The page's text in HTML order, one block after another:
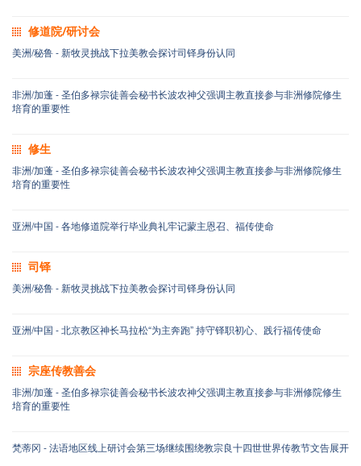
修道院/研讨会
美洲/秘鲁 - 新牧灵挑战下拉美教会探讨司铎身份认同
非洲/加蓬 - 圣伯多禄宗徒善会秘书长波农神父强调主教直接参与非洲修院修生
培育的重要性
修生
非洲/加蓬 - 圣伯多禄宗徒善会秘书长波农神父强调主教直接参与非洲修院修生
培育的重要性
亚洲/中国 - 各地修道院举行毕业典礼牢记蒙主恩召、福传使命
司铎
美洲/秘鲁 - 新牧灵挑战下拉美教会探讨司铎身份认同
亚洲/中国 - 北京教区神长马拉松“为主奔跑” 持守铎职初心、践行福传使命
宗座传教善会
非洲/加蓬 - 圣伯多禄宗徒善会秘书长波农神父强调主教直接参与非洲修院修生
培育的重要性
梵蒂冈 - 法语地区线上研讨会第三场继续围绕教宗良十四世世界传教节文告展开